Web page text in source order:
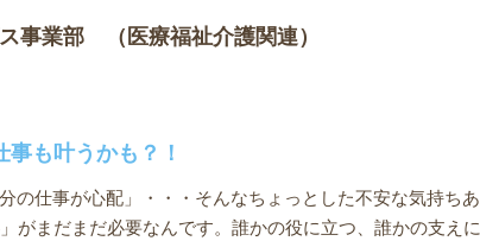
事業部 （医療福祉介護関連）
も叶うかも？！
の仕事が心配」・・・そんなちょっとした不安な気持ちあ
がまだまだ必要なんです。誰かの役に立つ、誰かの支えに